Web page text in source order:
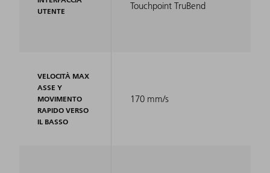
UTENTE
VELOCITÀ MAX
ASSE Y
MOVIMENTO
RAPIDO VERSO
IL BASSO
Touchpoint TruBend
170 mm/s